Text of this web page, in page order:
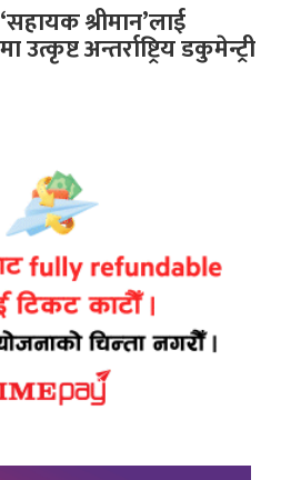
श्रीमान’लाई
उत्कृष्ट अन्तर्राष्ट्रिय डकुमेन्ट्री